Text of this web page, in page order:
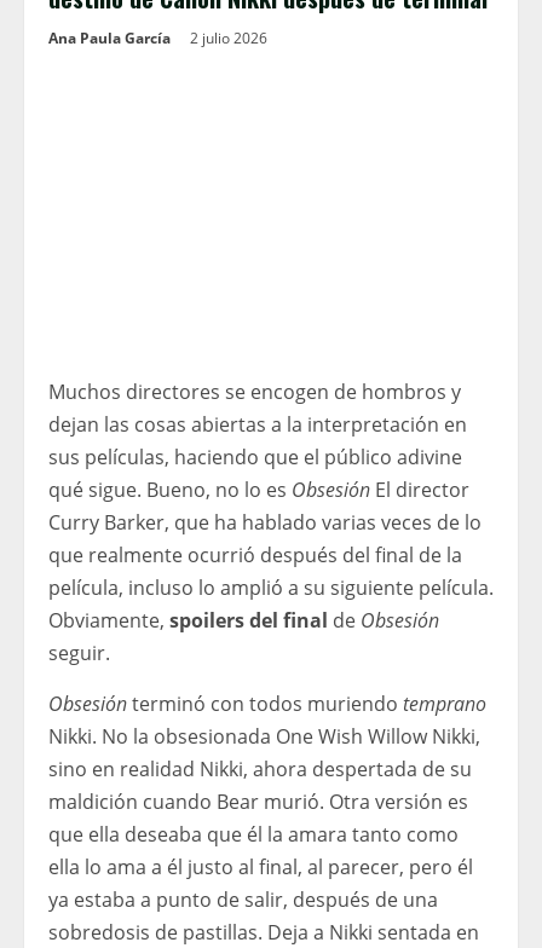
Ana Paula García 2 julio 2026
Muchos directores se encogen de hombros y
dejan las cosas abiertas a la interpretación en
sus películas, haciendo que el público adivine
qué sigue. Bueno, no lo es Obsesión El director
Curry Barker, que ha hablado varias veces de lo
que realmente ocurrió después del final de la
película, incluso lo amplió a su siguiente película.
Obviamente, spoilers del final de Obsesión
seguir.
Obsesiónterminó con todos muriendo temprano
Nikki. No la obsesionada One Wish Willow Nikki,
sino en realidad Nikki, ahora despertada de su
maldición cuando Bear murió. Otra versión es
que ella deseaba que él la amara tanto como
ella lo ama a él justo al final, al parecer, pero él
ya estaba a punto de salir, después de una
sobredosis de pastillas. Deja a Nikki sentada en